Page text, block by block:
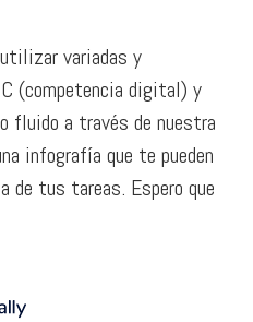
variadas y
(competencia digital) y
fluido a través de nuestra
infografía que te pueden
de tus tareas. Espero que